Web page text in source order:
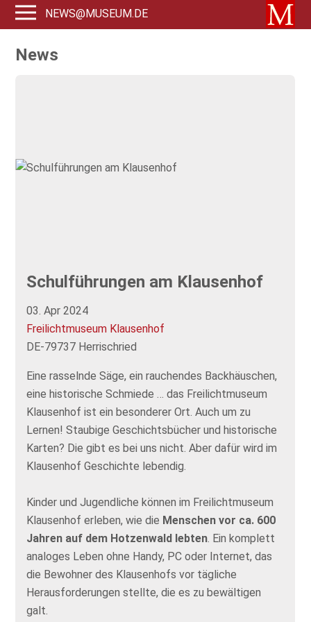
NEWS@MUSEUM.DE
News
Schulführungen am Klausenhof
03. Apr 2024
Freilichtmuseum Klausenhof
DE-79737 Herrischried
Eine rasselnde Säge, ein rauchendes Backhäuschen,
eine historische Schmiede … das Freilichtmuseum
Klausenhof ist ein besonderer Ort. Auch um zu
Lernen! Staubige Geschichtsbücher und historische
Karten? Die gibt es bei uns nicht. Aber dafür wird im
Klausenhof Geschichte lebendig.
Kinder und Jugendliche können im Freilichtmuseum
Klausenhof erleben, wie die Menschen vor ca. 600
Jahren auf dem Hotzenwald lebten. Ein komplett
analoges Leben ohne Handy, PC oder Internet, das
die Bewohner des Klausenhofs vor tägliche
Herausforderungen stellte, die es zu bewältigen
galt.